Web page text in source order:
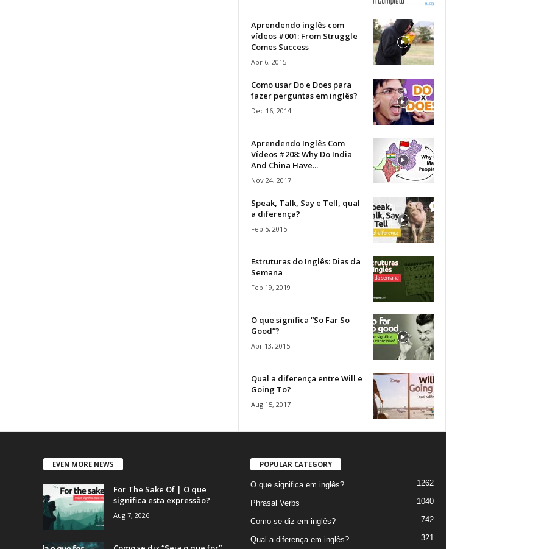
Aprendendo inglês com
vídeos #001: From Struggle
Comes Success
Apr 6, 2015
Como usar Do e Does para
fazer perguntas em inglês?
Dec 16, 2014
Aprendendo Inglês Com
Vídeos #208: Why Do India
And China Have...
Nov 24, 2017
Speak, Talk, Say e Tell, qual
a diferença?
Feb 5, 2015
Estruturas do Inglês: Dias da
Semana
Feb 19, 2019
O que significa “So Far So
Good”?
Apr 13, 2015
Qual a diferença entre Will e
Going To?
Aug 15, 2017
EVEN MORE NEWS
For The Sake Of | O que
significa esta expressão?
Aug 7, 2026
POPULAR CATEGORY
O que significa em inglês? 1262
Phrasal Verbs 1040
Como se diz em inglês? 742
Qual a diferença em inglês? 321